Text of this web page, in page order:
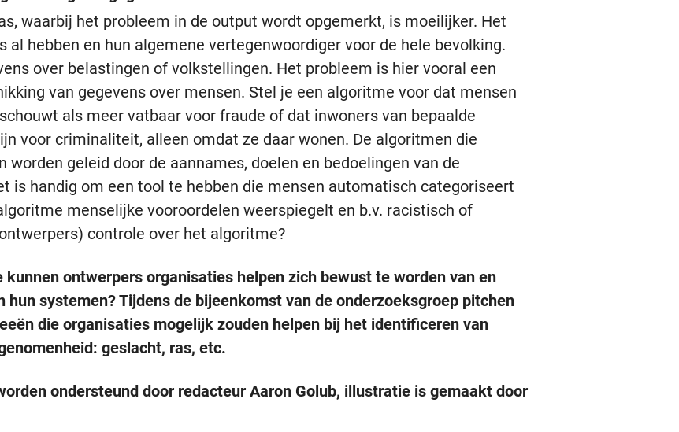
waarbij het probleem in de output wordt opgemerkt, is moeilijker. Het
hebben en hun algemene vertegenwoordiger voor de hele bevolking.
over belastingen of volkstellingen. Het probleem is hier vooral een
van gegevens over mensen. Stel je een algoritme voor dat mensen
als meer vatbaar voor fraude of dat inwoners van bepaalde
voor criminaliteit, alleen omdat ze daar wonen. De algoritmen die
worden geleid door de aannames, doelen en bedoelingen van de
is handig om een ​​tool te hebben die mensen automatisch categoriseert
menselijke vooroordelen weerspiegelt en b.v. racistisch of
controle over het algoritme?
kunnen ontwerpers organisaties helpen zich bewust te worden van en
hun systemen? Tijdens de bijeenkomst van de onderzoeksgroep pitchen
die organisaties mogelijk zouden helpen bij het identificeren van
geslacht, ras, etc.
ondersteund door redacteur Aaron Golub, illustratie is gemaakt door